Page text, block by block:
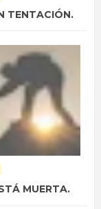
TENTACIÓN.
MUERTA.